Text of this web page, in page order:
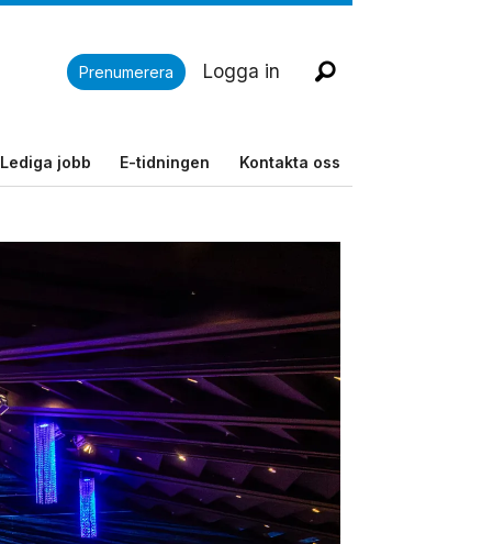
Prenumerera Logga in
Lediga jobb E-tidningen Kontakta oss